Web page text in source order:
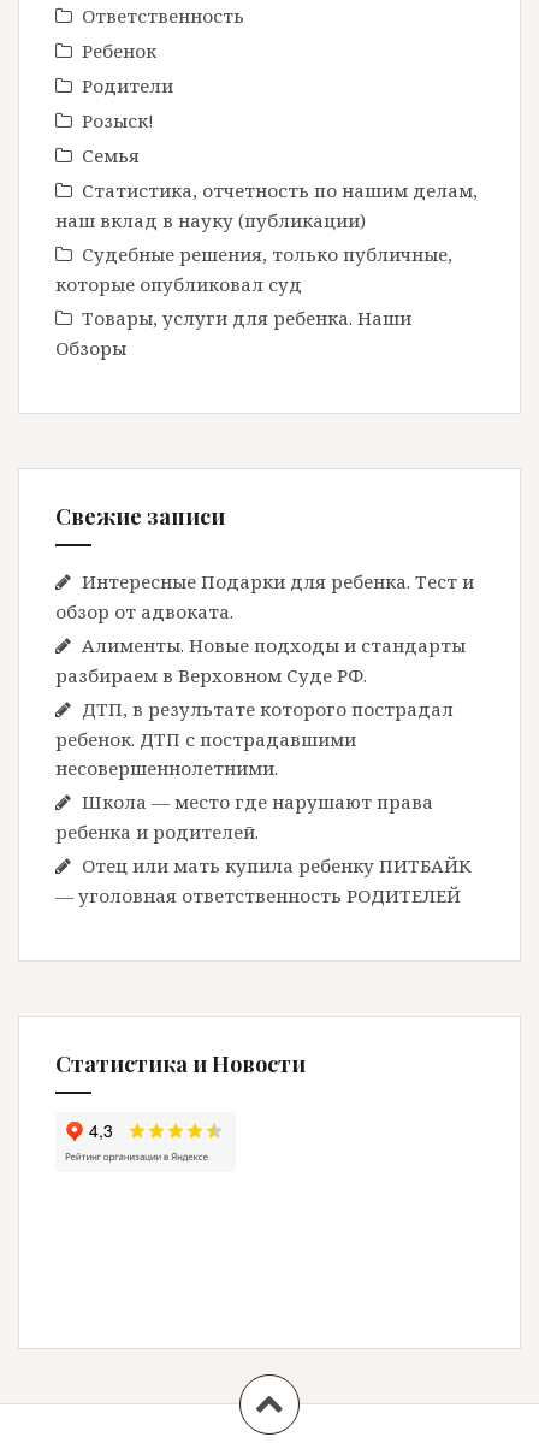
Ответственность
Ребенок
Родители
Розыск!
Семья
Статистика, отчетность по нашим делам,
наш вклад в науку (публикации)
Судебные решения, только публичные,
которые опубликовал суд
Товары, услуги для ребенка. Наши
Обзоры
Свежие записи
Интересные Подарки для ребенка. Тест и
обзор от адвоката.
Алименты. Новые подходы и стандарты
разбираем в Верховном Суде РФ.
ДТП, в результате которого пострадал
ребенок. ДТП с пострадавшими
несовершеннолетними.
Школа — место где нарушают права
ребенка и родителей.
Отец или мать купила ребенку ПИТБАЙК
— уголовная ответственность РОДИТЕЛЕЙ
Статистика и Новости